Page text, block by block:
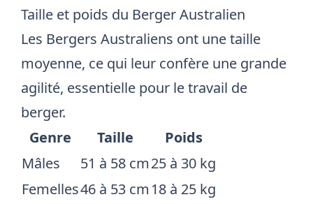
Taille et poids du Berger Australien
Les Bergers Australiens ont une taille
moyenne, ce qui leur confère une grande
agilité, essentielle pour le travail de
berger.
Genre
Taille
Poids
Mâles
51 à 58 cm25 à 30 kg
Femelles46 à 53 cm 18 à 25 kg